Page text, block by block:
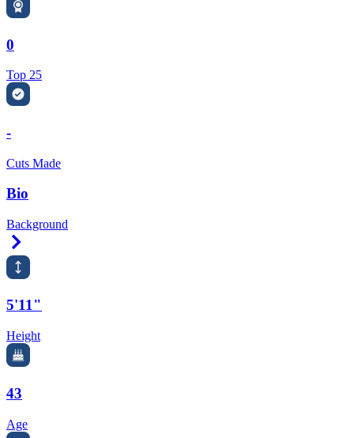
0
Top 25
-
Cuts Made
Bio
Background
5'11"
Height
43
Age